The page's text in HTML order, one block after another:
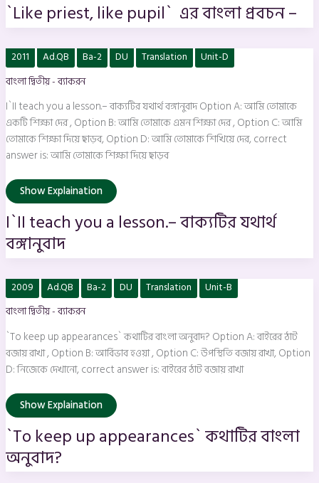
`Like priest, like pupil` এর বাংলা প্রবচন –
2011 Ad.QB Ba-2 DU Translation
Unit-D
বাংলা দ্বিতীয় - ব্যাকরন
I`II teach you a lesson.– বাক্যটির যথার্থ বঙ্গানুবাদ Option A: আমি তোমাকে
একটি শিক্ষা দের , Option B: আমি তোমাকে এমন শিক্ষা দের , Option C: আমি
তোমাকে শিক্ষা দিয়ে ছাড়ব, Option D: আমি তোমাকে শিখিয়ে দের, correct
answer is: আমি তোমাকে শিক্ষা দিয়ে ছাড়ব
I`II
teach
you
a
বাক্যটির
যথার্থ
বঙ্গানুবাদ
Show Explaination
I`II teach you a lesson.– বাক্যটির যথার্থ
বঙ্গানুবাদ
2009 Ad.QB Ba-2 DU Translation
Unit-B
বাংলা দ্বিতীয় - ব্যাকরন
`To keep up appearances` কথাটির বাংলা অনুবাদ? Option A: বাইরের ঠাট
বজায় রাখা , Option B: আর্বিভাব হওয়া , Option C: উপস্থিতি বজায় রাখা, Option
D: নিজেকে দেখানো, correct answer is: বাইরের ঠাট বজায় রাখা
`To
keep
up
appearances`
বাংলা
অনুবাদ?
Show Explaination
`To keep up appearances` কথাটির বাংলা
অনুবাদ?